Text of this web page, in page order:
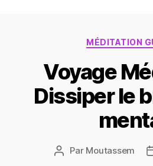
MÉDITATION
Voyage
Dissiper le
Auteur
Par Moutassem